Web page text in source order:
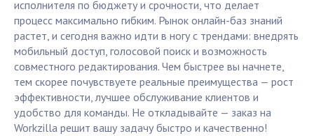
исполнителя по бюджету и срочности, что делает
процесс максимально гибким. Рынок онлайн-баз знаний
растет, и сегодня важно идти в ногу с трендами: внедрять
мобильный доступ, голосовой поиск и возможность
совместного редактирования. Чем быстрее вы начнете,
тем скорее почувствуете реальные преимущества — рост
эффективности, лучшее обслуживание клиентов и
удобство для команды. Не откладывайте — заказ на
Workzilla решит вашу задачу быстро и качественно!